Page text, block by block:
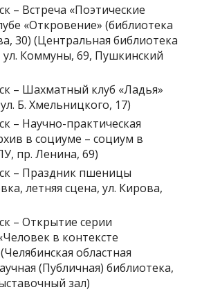
– Встреча «Поэтические
«Откровение» (библиотека
30) (Центральная библиотека
Коммуны, 69, Пушкинский
– Шахматный клуб «Ладья»
Б. Хмельницкого, 17)
– Научно-практическая
в социуме – социум в
пр. Ленина, 69)
– Праздник пшеницы
летняя сцена, ул. Кирова,
– Открытие серии
в контексте
областная
(Публичная) библиотека,
зал)